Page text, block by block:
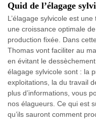
Quid de l’élagage
L’élagage sylvicole est
une croissance optimale
production fixée. Dans
Thomas vont faciliter au
en évitant le
élagage sylvicole sont : la
exploitations, la du travail
plus d’informations, vous
nos élagueurs. Ce qui est
qu’ils sauront comment